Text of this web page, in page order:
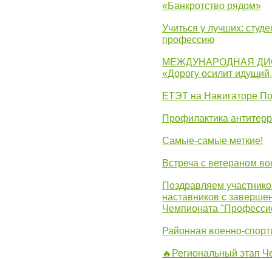
«Банкротство рядом»
Учиться у лучших:
профессию
МЕЖДУНАРОДНАЯ
«Дорогу осилит
ЕТЭТ на Навигаторе
Профилактика
Самые-самые меткие!
Встреча с ветераном
Поздравляем
наставников с
Чемпионата
Районная военно-
🔥Региональный этап